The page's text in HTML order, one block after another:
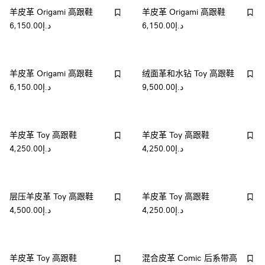
羊皮革 Origami 高跟鞋
د.إ6,150.00
羊皮革 Origami 高跟鞋
د.إ6,150.00
羊皮革 Origami 高跟鞋
د.إ6,150.00
绒面革和水钻 Toy 高跟鞋
د.إ9,500.00
羊皮革 Toy 高跟鞋
د.إ4,250.00
羊皮革 Toy 高跟鞋
د.إ4,250.00
层压羊皮革 Toy 高跟鞋
د.إ4,500.00
羊皮革 Toy 高跟鞋
د.إ4,250.00
羊皮革 Toy 高跟鞋 混合皮革 Comic 后系带高